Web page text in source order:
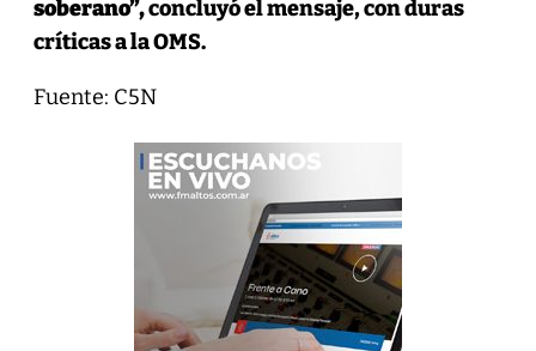
soberano”,concluyó el mensaje, con duras
críticas a la OMS.
Fuente: C5N